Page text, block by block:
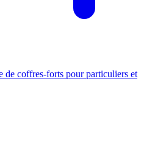
de coffres-forts pour particuliers et